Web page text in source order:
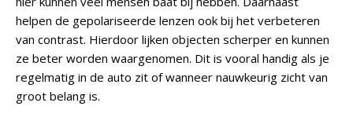
helpen de gepolariseerde lenzen ook bij het verbeteren
van contrast. Hierdoor lijken objecten scherper en kunnen
ze beter worden waargenomen. Dit is vooral handig als je
regelmatig in de auto zit of wanneer nauwkeurig zicht van
groot belang is.